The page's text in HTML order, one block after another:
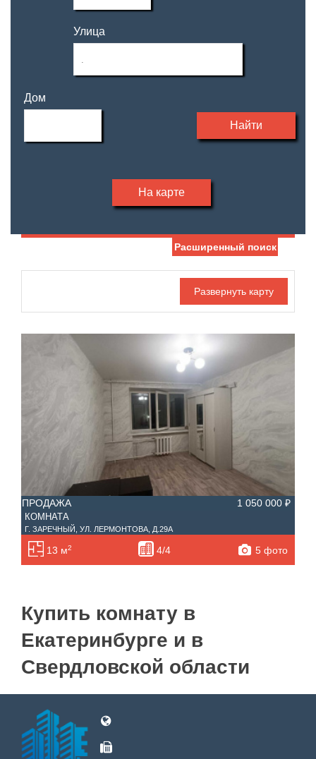
Улица
Дом
Найти
На карте
Балконов
Лоджий
Этаж
—
Этажность
Не первый
Не последний
Материал дома
Обмен
С фото
Расширенный поиск
ПРОДАЖА 1 050 000 ₽
КОМНАТА
Г. ЗАРЕЧНЫЙ, УЛ. ЛЕРМОНТОВА, Д.29А
13 м2 4/4 5 фото
Купить комнату в
Екатеринбурге и в
Свердловской области